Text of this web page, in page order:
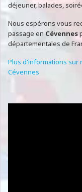
déjeuner, balades,
Nous espérons vous
passage en Cévennes
départementales de
Plus d'informations sur
Cévennes